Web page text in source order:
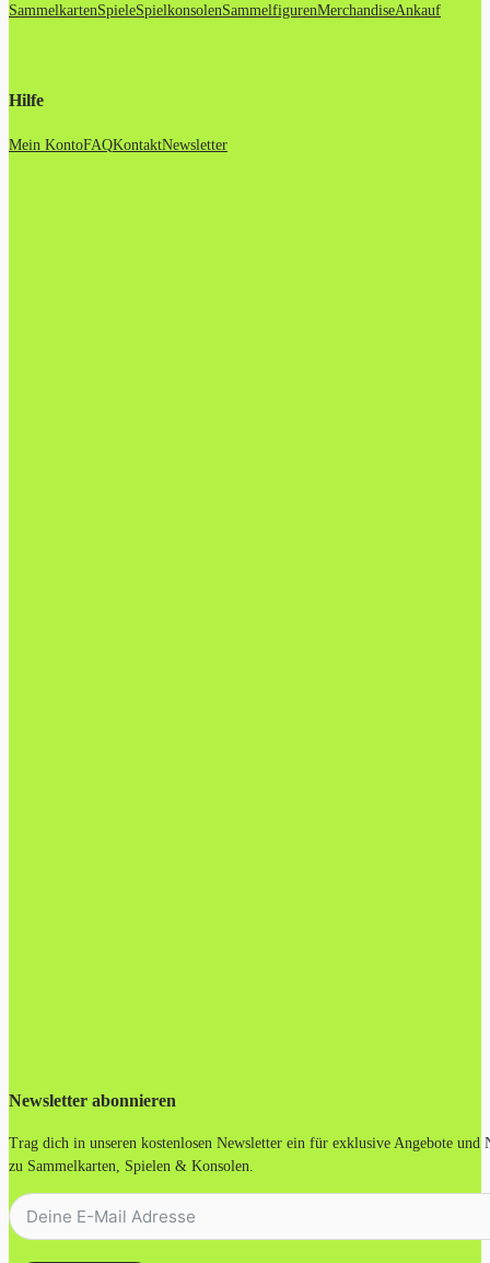
SammelkartenSpieleSpielkonsolenSammelfigurenMerchandiseAnkauf
Hilfe
Mein KontoFAQKontaktNewsletter
Newsletter abonnieren
Trag dich in unseren kostenlosen Newsletter ein für exklusive Angebote und
zu Sammelkarten, Spielen & Konsolen.